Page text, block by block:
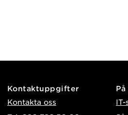
Kontaktuppgifter
Kontakta oss